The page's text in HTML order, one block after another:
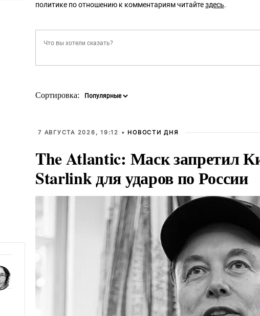
политике по отношению к комментариям читайтездесь.
Сортировка:
7 АВГУСТА 2026, 19:12 • НОВОСТИ ДНЯ
The Atlantic: Маск запретил
Starlink для ударов по России